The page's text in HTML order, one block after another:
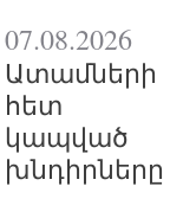
07.08.2026
Ատամների
հետ
կապված
խնդիրները